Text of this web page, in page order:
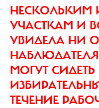
НЕСКОЛЬКИМ
УЧАСТКАМ И
УВИДЕЛА НИ
МОГУТ
ТЕЧЕНИЕ